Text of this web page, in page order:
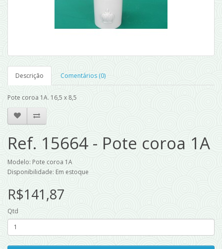
Descrição Comentários (0)
Pote coroa 1A. 16,5 x 8,5
Ref. 15664 - Pote coroa 1A
Modelo: Pote coroa 1A
Disponibilidade: Em estoque
R$141,87
Qtd